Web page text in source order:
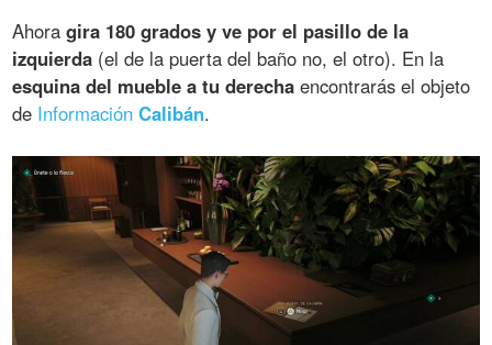
Ahoragira 180 grados y ve por el pasillo de la
izquierda (el de la puerta del baño no, el otro). En la
esquina del mueble a tu derecha encontrarás el objeto
de Información Calibán.